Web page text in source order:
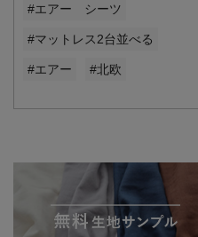
#エアー シーツ
#マットレス2台並べる
#エアー #北欧